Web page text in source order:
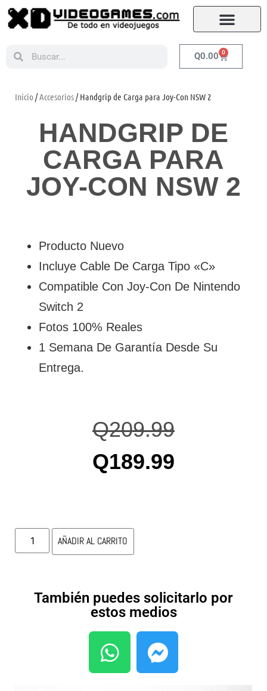
Q0.00 0
Inicio /Accesorios/ Handgrip de Carga para Joy-Con NSW 2
HANDGRIP DE
CARGA PARA
JOY-CON NSW 2
Producto Nuevo
Incluye Cable De Carga Tipo «C»
Compatible Con Joy-Con De Nintendo
Switch 2
Fotos 100% Reales
1 Semana De Garantía Desde Su
Entrega.
Q209.99
Q189.99
AÑADIR AL CARRITO
También puedes solicitarlo por
estos medios